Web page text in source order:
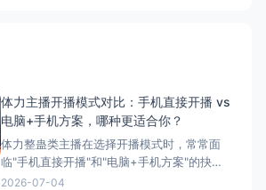
体力主播开播模式对比：手机直接开播 vs
电脑+手机方案，哪种更适合你？
体力整蛊类主播在选择开播模式时，常常面
临"手机直接开播"和"电脑+手机方案"的抉
择。本文将详细对比这两种模式的优缺点，
2026-07-04